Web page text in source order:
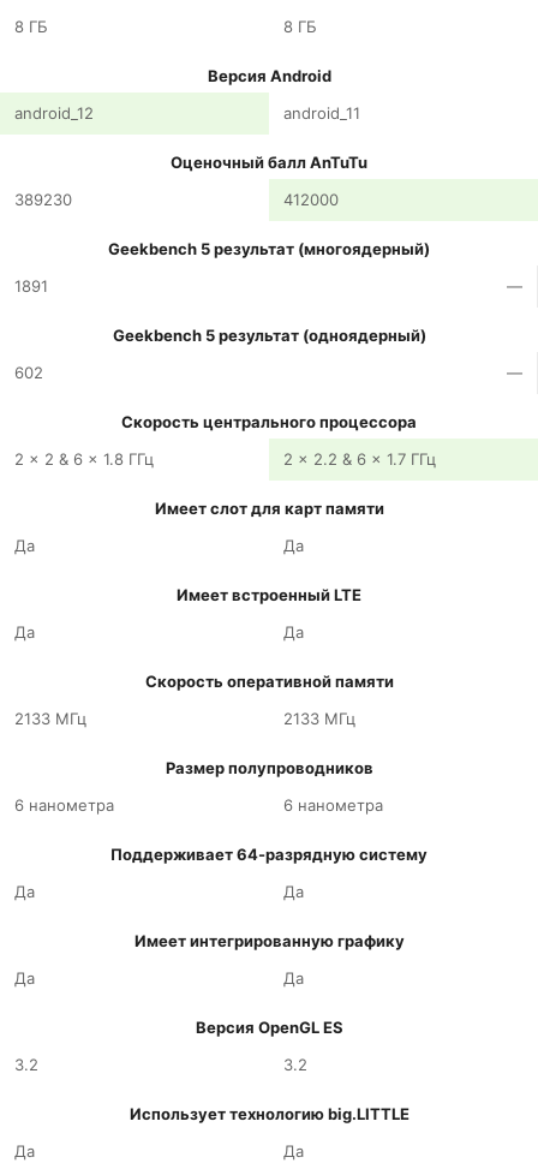
8 ГБ
8 ГБ
Версия Android
android_12
android_11
Оценочный балл AnTuTu
389230
412000
Geekbench 5 результат (многоядерный)
1891
—
Geekbench 5 результат (одноядерный)
602
—
Скорость центрального процессора
2 x 2 & 6 x 1.8 ГГц
2 x 2.2 & 6 x 1.7 ГГц
Имеет слот для карт памяти
Да
Да
Имеет встроенный LTE
Да
Да
Скорость оперативной памяти
2133 МГц
2133 МГц
Размер полупроводников
6 нанометра
6 нанометра
Поддерживает 64-разрядную систему
Да
Да
Имеет интегрированную графику
Да
Да
Версия OpenGL ES
3.2
3.2
Использует технологию big.LITTLE
Да
Да